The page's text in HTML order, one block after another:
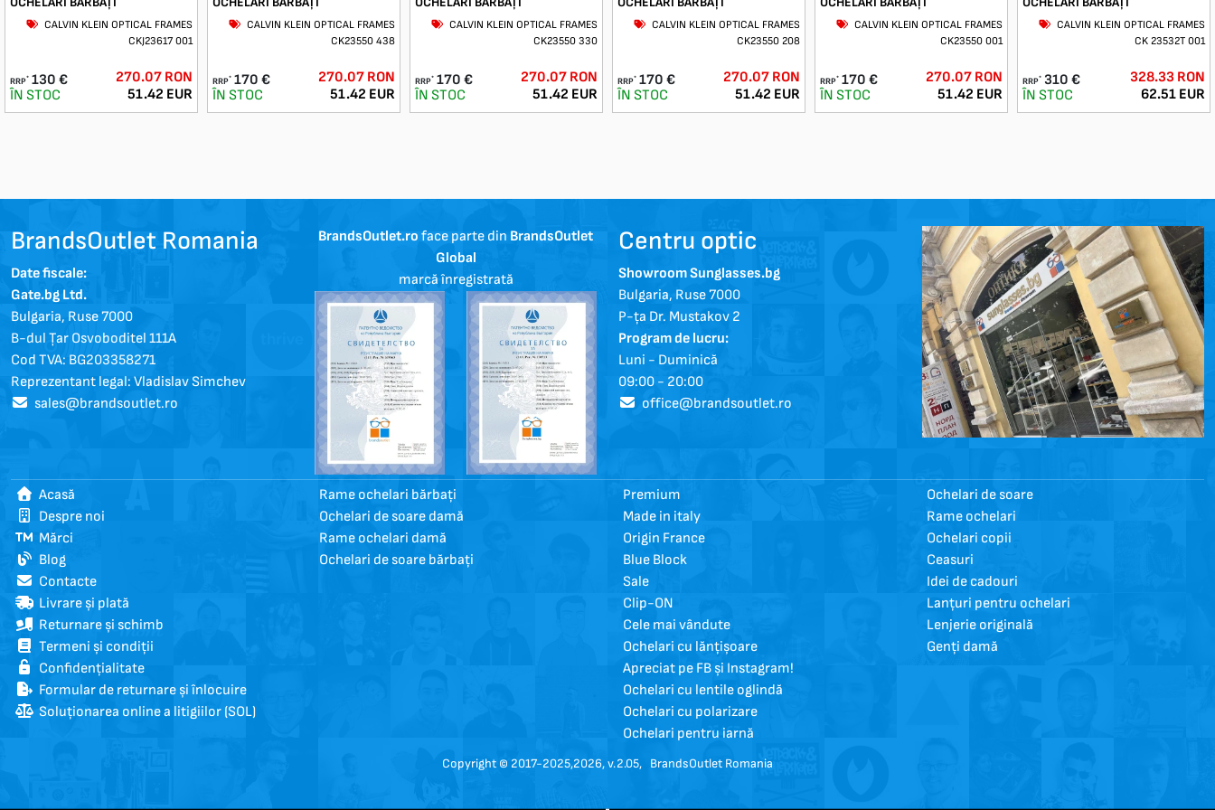
CALVIN KLEIN OPTICAL FRAMES
CKJ23617 001
RRP* 130 €
ÎN STOC
270.07 RON
51.42 EUR
CALVIN KLEIN OPTICAL FRAMES
CK23550 438
RRP* 170 €
ÎN STOC
270.07 RON
51.42 EUR
CALVIN KLEIN OPTICAL FRAMES
CK23550 330
RRP* 170 €
ÎN STOC
270.07 RON
51.42 EUR
CALVIN KLEIN OPTICAL FRAMES
CK23550 208
RRP* 170 €
ÎN STOC
270.07 RON
51.42 EUR
CALVIN KLEIN OPTICAL FRAMES
CK23550 001
RRP* 170 €
ÎN STOC
270.07 RON
51.42 EUR
CALVIN KLEIN OPTICAL FRAMES
CK 23532T 001
RRP* 310 €
ÎN STOC
328.33 RON
62.51 EUR
BrandsOutlet Romania
Date fiscale:
Gate.bg Ltd.
Bulgaria, Ruse 7000
B-dul Țar Osvoboditel 111A
Cod TVA: BG203358271
Reprezentant legal: Vladislav Simchev
sales@brandsoutlet.ro
BrandsOutlet.ro face parte din BrandsOutlet
Global
marcă înregistrată
Centru optic
Showroom Sunglasses.bg
Bulgaria, Ruse 7000
P-ța Dr. Mustakov 2
Program de lucru:
Luni - Duminică
09:00 - 20:00
office@brandsoutlet.ro
Acasă
Despre noi
Mărci
Blog
Contacte
Livrare și plată
Returnare și schimb
Termeni și condiții
Confidențialitate
Formular de returnare și înlocuire
Soluționarea online a litigiilor (SOL)
Rame ochelari bărbați
Ochelari de soare damă
Rame ochelari damă
Ochelari de soare bărbați
Premium
Made in italy
Origin France
Blue Block
Sale
Clip-ON
Cele mai vândute
Ochelari cu lănțișoare
Apreciat pe FB și Instagram!
Ochelari cu lentile oglindă
Ochelari cu polarizare
Ochelari pentru iarnă
Ochelari de soare
Rame ochelari
Ochelari copii
Ceasuri
Idei de cadouri
Lanțuri pentru ochelari
Lenjerie originală
Genți damă
Copyright © 2017-2025,2026, v.2.05, BrandsOutlet Romania